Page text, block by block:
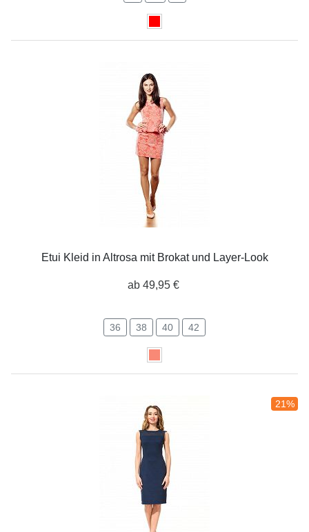
Etui Kleid in Altrosa mit Brokat und Layer-Look
ab 49,95 €
36 38 40 42
21%